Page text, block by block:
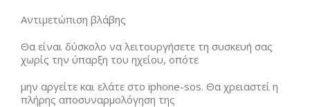
Αντιμετώπιση βλάβης
Θα είναι δύσκολο να λειτουργήσετε τη συσκευή σας
χωρίς την ύπαρξη του ηχείου, οπότε
μην αργείτε και ελάτε στο iphone-sos. Θα χρειαστεί η
πλήρης αποσυναρμολόγηση της